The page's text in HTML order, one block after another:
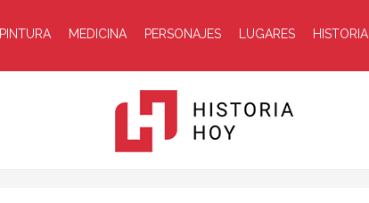
PINTURA MEDICINA PERSONAJES LUGARES HISTORIA